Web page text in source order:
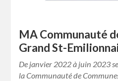
MA Communauté
Grand St-
De janvier 2022 à juin 2023
la Communauté de